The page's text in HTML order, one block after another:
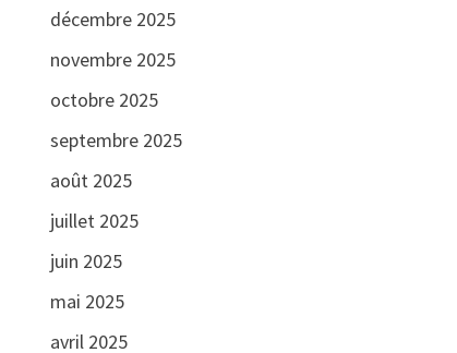
décembre 2025
novembre 2025
octobre 2025
septembre 2025
août 2025
juillet 2025
juin 2025
mai 2025
avril 2025